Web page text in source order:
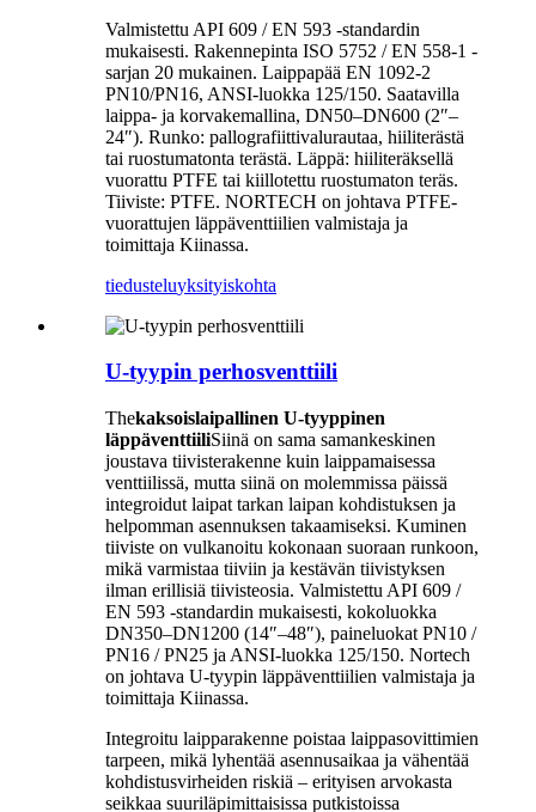
Valmistettu API 609 / EN 593 -standardin
mukaisesti. Rakennepinta ISO 5752 / EN 558-1 -
sarjan 20 mukainen. Laippapää EN 1092-2
PN10/PN16, ANSI-luokka 125/150. Saatavilla
laippa- ja korvakemallina, DN50–DN600 (2″–
24″). Runko: pallografiittivalurautaa, hiiliterästä
tai ruostumatonta terästä. Läppä: hiiliteräksellä
vuorattu PTFE tai kiillotettu ruostumaton teräs.
Tiiviste: PTFE. NORTECH on johtava PTFE-
vuorattujen läppäventtiilien valmistaja ja
toimittaja Kiinassa.
tiedusteluyksityiskohta
U-tyypin perhosventtiili
Thekaksoislaipallinen U-tyyppinen
läppäventtiiliSiinä on sama samankeskinen
joustava tiivisterakenne kuin laippamaisessa
venttiilissä, mutta siinä on molemmissa päissä
integroidut laipat tarkan laipan kohdistuksen ja
helpomman asennuksen takaamiseksi. Kuminen
tiiviste on vulkanoitu kokonaan suoraan runkoon,
mikä varmistaa tiiviin ja kestävän tiivistyksen
ilman erillisiä tiivisteosia. Valmistettu API 609 /
EN 593 -standardin mukaisesti, kokoluokka
DN350–DN1200 (14″–48″), paineluokat PN10 /
PN16 / PN25 ja ANSI-luokka 125/150. Nortech
on johtava U-tyypin läppäventtiilien valmistaja ja
toimittaja Kiinassa.
Integroitu laipparakenne poistaa laippasovittimien
tarpeen, mikä lyhentää asennusaikaa ja vähentää
kohdistusvirheiden riskiä – erityisen arvokasta
seikkaa suuriläpimittaisissa putkistoissa